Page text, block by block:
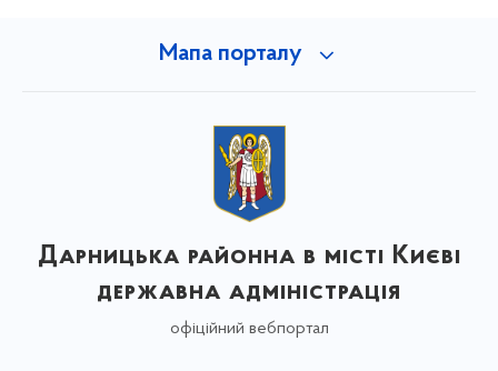
Мапа порталу
Дарницька районна в місті Києві
державна адміністрація
офіційний вебпортал